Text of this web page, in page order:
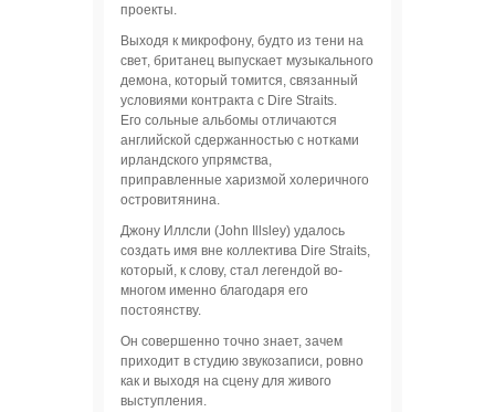
проекты.
Выходя к микрофону, будто из тени на
свет, британец выпускает музыкального
демона, который томится, связанный
условиями контракта с Dire Straits.
Его сольные альбомы отличаются
английской сдержанностью с нотками
ирландского упрямства,
приправленные харизмой холеричного
островитянина.
Джону Иллсли (John Illsley) удалось
создать имя вне коллектива Dire Straits,
который, к слову, стал легендой во-
многом именно благодаря его
постоянству.
Он совершенно точно знает, зачем
приходит в студию звукозаписи, ровно
как и выходя на сцену для живого
выступления.